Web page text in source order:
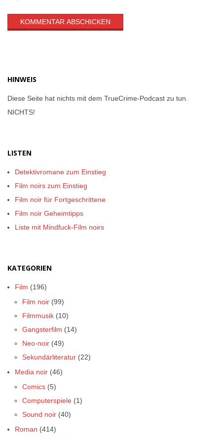
HINWEIS
Diese Seite hat nichts mit dem TrueCrime-Podcast zu tun.
NICHTS!
LISTEN
Detektivromane zum Einstieg
Film noirs zum Einstieg
Film noir für Fortgeschrittene
Film noir Geheimtipps
Liste mit Mindfuck-Film noirs
KATEGORIEN
Film (196)
Film noir (99)
Filmmusik (10)
Gangsterfilm (14)
Neo-noir (49)
Sekundärliteratur (22)
Media noir (46)
Comics (5)
Computerspiele (1)
Sound noir (40)
Roman (414)